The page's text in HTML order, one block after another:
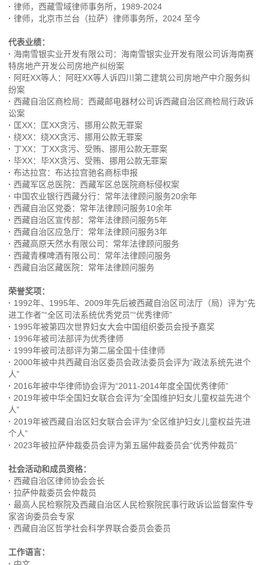
·律师，西藏雪域律师事务所，1989-2024
·律师，北京市兰台（拉萨）律师事务所，2024 至今
代表业绩：
· 海南雪银实业开发有限公司：海南雪银实业开发有限公司诉海南赛
特房地产开发公司房地产纠纷案
· 阿旺XX等人：阿旺XX等人诉四川第二建筑公司房地产中介服务纠
纷案
·西藏自治区商检局：西藏邮电器材公司诉西藏自治区商检局行政诉
讼案
· 匡XX：匡XX贪污、挪用公款无罪案
·绕XX：绕XX贪污、挪用公款无罪案
·丁XX：丁XX贪污、受贿、挪用公款无罪案
·毕XX：毕XX贪污、受贿、挪用公款无罪案
·布达拉宫：布达拉宫驰名商标申报
·西藏军区总医院：西藏军区总医院商标侵权案
· 中国农业银行西藏分行：常年法律顾问服务20余年
·西藏自治区党委：常年法律顾问服务10余年
·西藏自治区宣传部：常年法律顾问服务5年
·西藏自治区应急厅：常年法律顾问服务3年
·西藏高原天然水有限公司：常年法律顾问服务
·西藏青稞啤酒有限公司：常年法律顾问服务
·西藏自治区藏医院：常年法律顾问服务
荣誉奖项：
· 1992年、1995年、2009年先后被西藏自治区司法厅（局）评为“先
进工作者”“全区司法系统优秀党员”“优秀律师”
· 1995年被第四次世界妇女大会中国组织委员会授予嘉奖
· 1996年被司法部评为优秀律师
· 1999年被司法部评为第二届全国十佳律师
· 2000年被中共西藏自治区委员会政法委员会评为“政法系统先进个
人”
· 2016年被中华律师协会评为“2011-2014年度全国优秀律师”
· 2019年被中华全国妇女联合会评为“全国维护妇女儿童权益先进个
人”
· 2019年被西藏自治区妇女联合会评为“全区维护妇女儿童权益先进
个人”
· 2023年被拉萨仲裁委员会评为第五届仲裁委员会“优秀仲裁员”
社会活动和成员资格：
·西藏自治区律师协会会长
·拉萨仲裁委员会仲裁员
·最高人民检察院及西藏自治区人民检察院民事行政诉讼监督案件专
家咨询委员会专家
·西藏自治区哲学社会科学界联合委员会委员
工作语言：